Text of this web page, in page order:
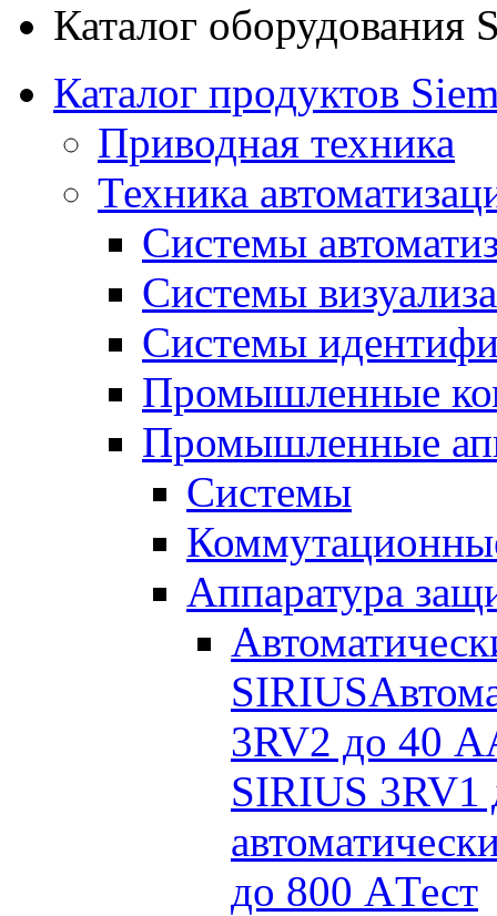
Каталог оборудования
Каталог продуктов
Приводная техника
Техника
Системы
Системы
Системы
Промышленные
Промышленные
Системы
Аппаратура
SIRIUS
3RV2 до 40 A
SIRIUS 3RV1
до 800 AТест